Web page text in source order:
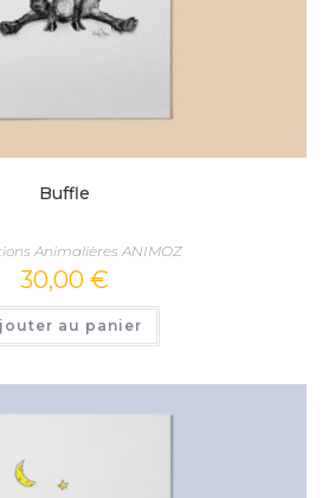
Buffle
Animalières ANIMOZ
30,00 €
au panier